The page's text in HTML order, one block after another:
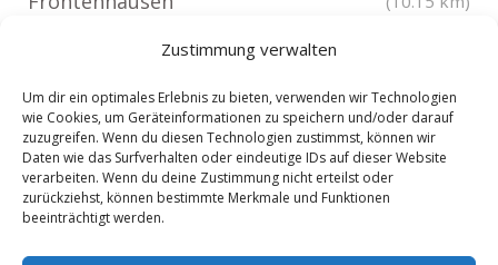
Zustimmung verwalten
Um dir ein optimales Erlebnis zu bieten, verwenden wir Technologien
wie Cookies, um Geräteinformationen zu speichern und/oder darauf
zuzugreifen. Wenn du diesen Technologien zustimmst, können wir
Daten wie das Surfverhalten oder eindeutige IDs auf dieser Website
verarbeiten. Wenn du deine Zustimmung nicht erteilst oder
zurückziehst, können bestimmte Merkmale und Funktionen
beeinträchtigt werden.
Gangkofen (10.87 km)
Unterdietfurt (11.05 km)
Massing im Rottal (11.59 km)
Wallerfing (12.02 km)